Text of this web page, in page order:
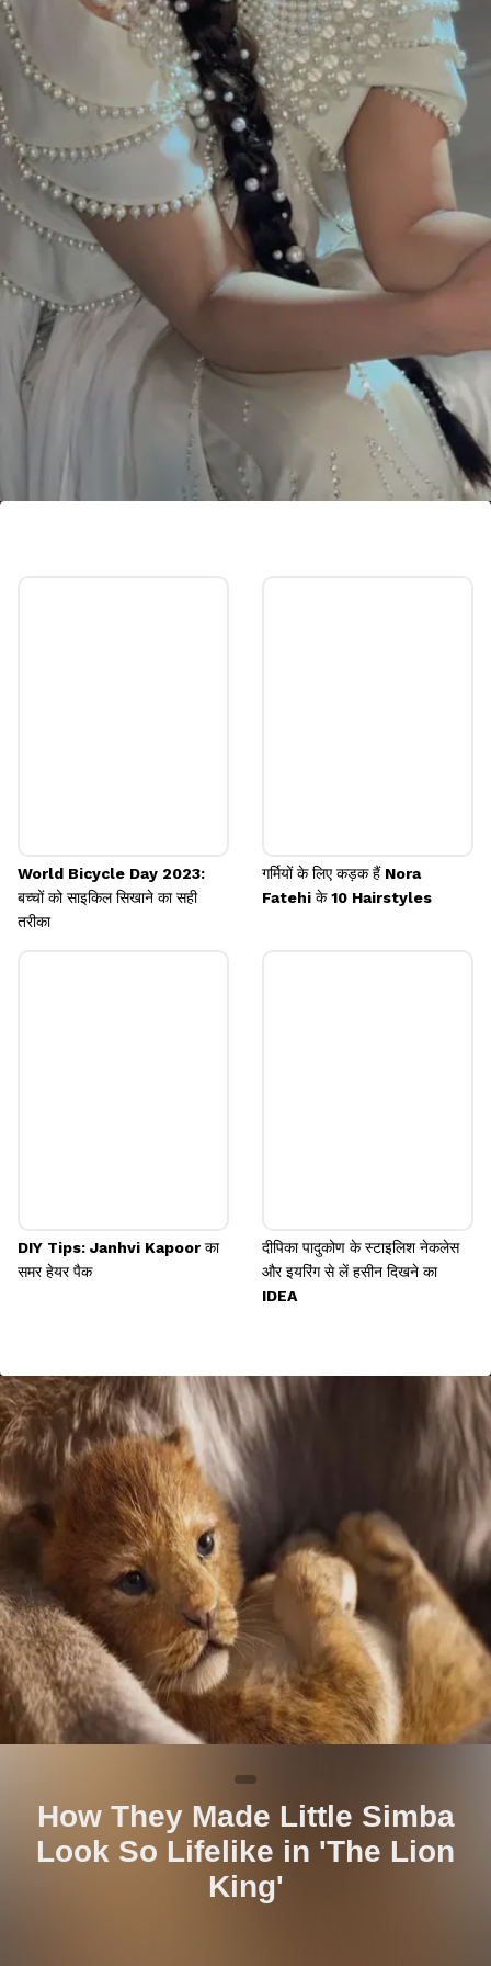
World Bicycle Day 2023:
बच्चों को साइकिल सिखाने का सही
तरीका
गर्मियों के लिए कड़क हैं Nora
Fatehi के 10 Hairstyles
DIY Tips: Janhvi Kapoor का
समर हेयर पैक
दीपिका पादुकोण के स्टाइलिश नेकलेस
और इयरिंग से लें हसीन दिखने का
IDEA